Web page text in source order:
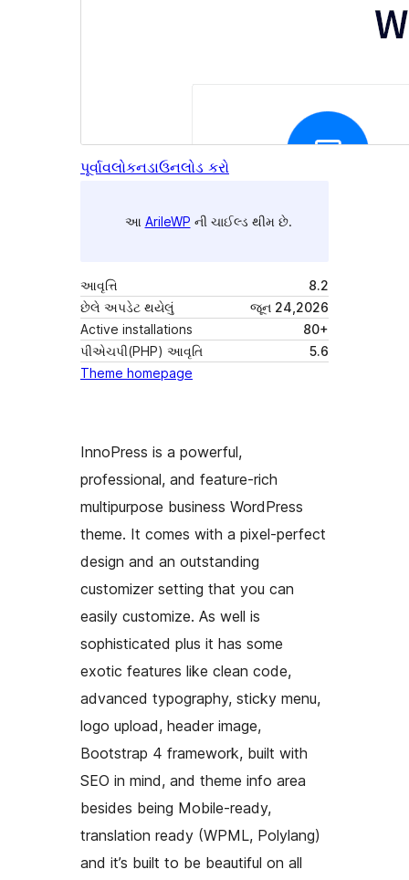
પૂર્વાવલોકનડાઉનલોડ કરો
આ ArileWP ની ચાઈલ્ડ થીમ છે.
આવૃત્તિ
8.2
છેલે અપડેટ થયેલું
જૂન 24,2026
Active installations
80+
પીએચપી(PHP) આવૃતિ
5.6
Theme homepage
InnoPress is a powerful,
professional, and feature-rich
multipurpose business WordPress
theme. It comes with a pixel-perfect
design and an outstanding
customizer setting that you can
easily customize. As well is
sophisticated plus it has some
exotic features like clean code,
advanced typography, sticky menu,
logo upload, header image,
Bootstrap 4 framework, built with
SEO in mind, and theme info area
besides being Mobile-ready,
translation ready (WPML, Polylang)
and it’s built to be beautiful on all